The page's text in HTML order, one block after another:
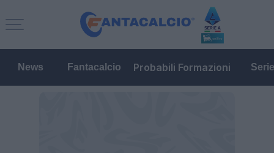
News Fantacalcio Probabili Formazioni